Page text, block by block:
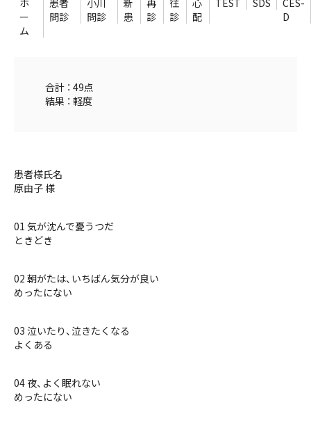
ー
ム
問診
問診
患
診
診
配
D
合計 ： 49点
結果 ： 軽度
患者様氏名
原由子 様
01 気が沈んで憂うつだ
ときどき
02 朝がたは、いちばん気分が良い
めったにない
03 泣いたり、泣きたくなる
よくある
04 夜、よく眠れない
めったにない